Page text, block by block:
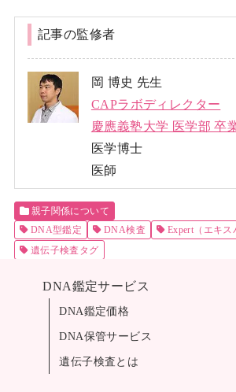
記事の監修者
岡 博史 先生
CAPラボディレクター
慶應義塾大学 医学部 卒
医学博士
医師
親子関係について
DNA型鑑定
DNA検査 Expert（エキス
遺伝子検査タグ
DNA鑑定サービス
DNA鑑定価格
DNA保管サービス
遺伝子検査とは